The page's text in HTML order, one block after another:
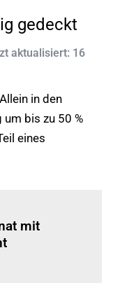
gedeckt
aktualisiert: 16
in den
bis zu 50 %
eines
mit